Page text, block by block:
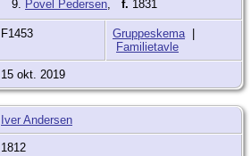
9. Povel Pedersen, f. 1831
F1453 Gruppeskema|
Familietavle
15 okt. 2019
Iver Andersen
1812